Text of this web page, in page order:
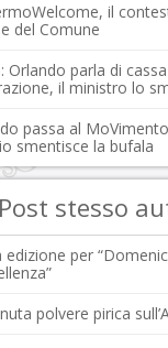
il
del Comune
Orlando parla di cassa
il ministro lo
passa al
smentisce la bufala
Post stesso
edizione per
polvere pirica